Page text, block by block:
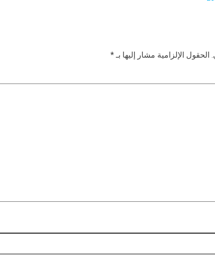
الحقول الإلزامية مشار إليها بـ*